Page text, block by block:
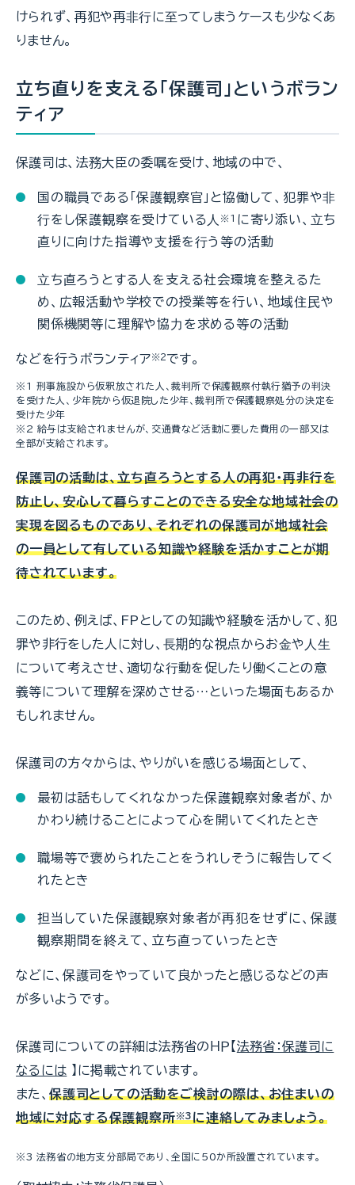
けられず、再犯や再⾮⾏に⾄ってしまうケースも少なくあ
りません。
立ち直りを支える「保護司」というボラン
ティア
保護司は、法務大臣の委嘱を受け、地域の中で、
国の職員である「保護観察官」と協働して、犯罪や⾮
⾏をし保護観察を受けている⼈ ※1 に寄り添い、⽴ち
直りに向けた指導や⽀援を⾏う等の活動
⽴ち直ろうとする人を支える社会環境を整えるた
め、広報活動や学校での授業等を行い、地域住民や
関係機関等に理解や協⼒を求める等の活動
などを行うボランティア※2です。
※1 刑事施設から仮釈放された人、裁判所で保護観察付執行猶予の判決
を受けた人、少年院から仮退院した少年、裁判所で保護観察処分の決定を
受けた少年
※2 給与は支給されませんが、交通費など活動に要した費用の一部又は
全部が支給されます。
保護司の活動は、⽴ち直ろうとする人の再犯・再非行を
防止し、安心して暮らすことのできる安全な地域社会の
実現を図るものであり、それぞれの保護司が地域社会
の一員として有している知識や経験を活かすことが期
待されています。
このため、例えば、FPとしての知識や経験を活かして、犯
罪や非行をした人に対し、⻑期的な視点からお⾦や⼈⽣
について考えさせ、適切な⾏動を促したり働くことの意
義等について理解を深めさせる…といった場面もあるか
もしれません。
保護司の方々からは、やりがいを感じる場面として、
最初は話もしてくれなかった保護観察対象者が、か
かわり続けることによって心を開いてくれたとき
職場等で褒められたことをうれしそうに報告してく
れたとき
担当していた保護観察対象者が再犯をせずに、保護
観察期間を終えて、立ち直っていったとき
などに、保護司をやっていて良かったと感じるなどの声
が多いようです。
保護司についての詳細は法務省のＨＰ【法務省：保護司に
なるには 】に掲載されています。
また、 保護司としての活動をご検討の際は、お住まいの
地域に対応する保護観察所※3 に連絡してみましょう。
※3 法務省の地方支分部局であり、全国に50か所設置されています。